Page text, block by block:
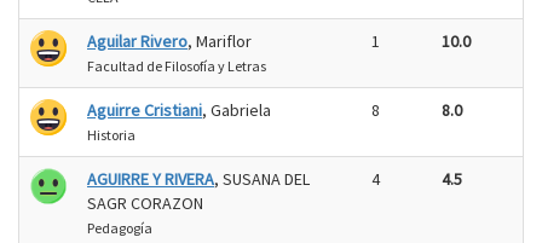
Aguilar Rivero, Mariflor
Facultad de Filosofía y Letras
1 10.0
Aguirre Cristiani, Gabriela
Historia
8 8.0
AGUIRRE Y RIVERA, SUSANA DEL
SAGR CORAZON
Pedagogía
4 4.5